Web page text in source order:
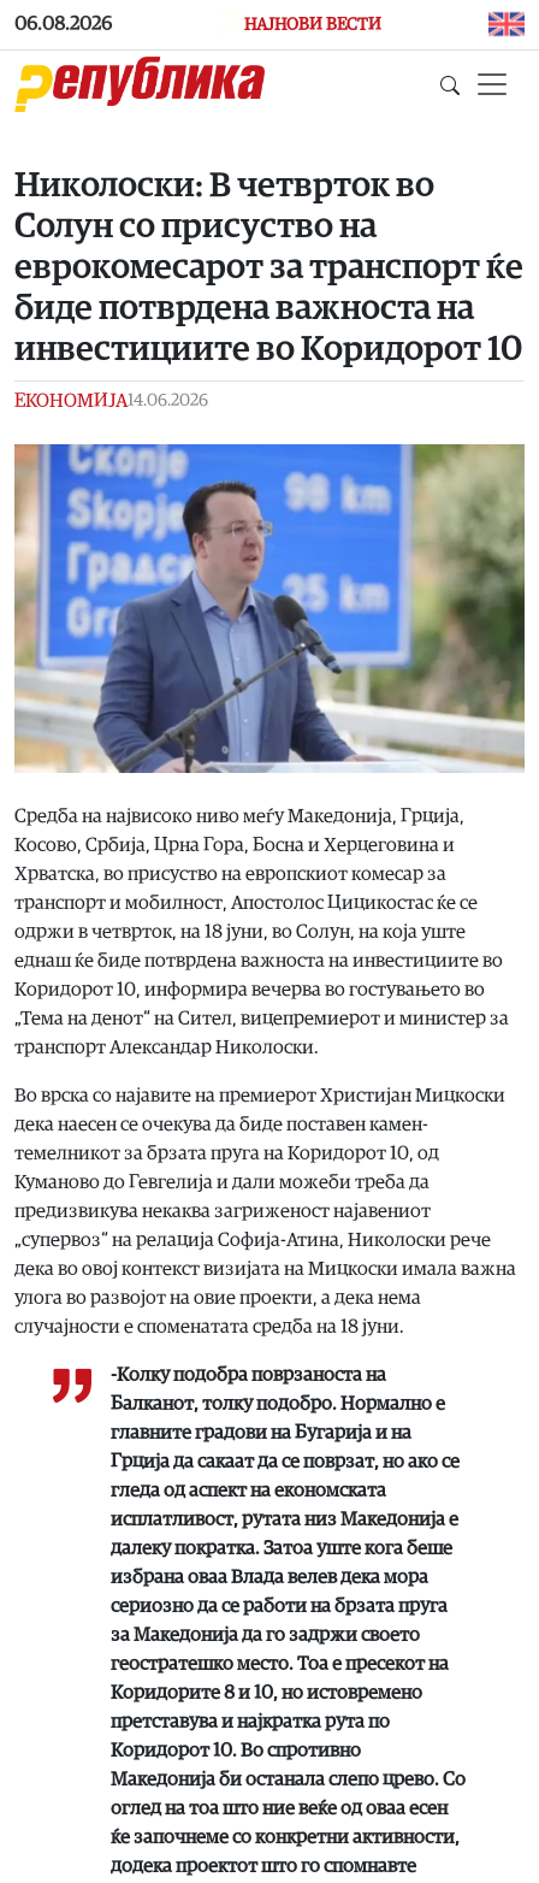
Skip to main content
06.08.2026 НАЈНОВИ ВЕСТИ
Николоски: В четврток во
Солун со присуство на
еврокомесарот за транспорт ќе
биде потврдена важноста на
инвестициите во Коридорот 10
ЕКОНОМИЈА14.06.2026
Средба на највисоко ниво меѓу Македонија, Грција,
Косово, Србија, Црна Гора, Босна и Херцеговина и
Хрватска, во присуство на европскиот комесар за
транспорт и мобилност, Апостолос Цицикостас ќе се
одржи в четврток, на 18 јуни, во Солун, на која уште
еднаш ќе биде потврдена важноста на инвестициите во
Коридорот 10, информира вечерва во гостувањето во
„Тема на денот“ на Сител, вицепремиерот и министер за
транспорт Александар Николоски.
Во врска со најавите на премиерот Христијан Мицкоски
дека наесен се очекува да биде поставен камен-
темелникот за брзата пруга на Коридорот 10, од
Куманово до Гевгелија и дали можеби треба да
предизвикува некаква загриженост најавениот
„супервоз“ на релација Софија-Атина, Николоски рече
дека во овој контекст визијата на Мицкоски имала важна
улога во развојот на овие проекти, а дека нема
случајности е споменатата средба на 18 јуни.
-Колку подобра поврзаноста на
Балканот, толку подобро. Нормално е
главните градови на Бугарија и на
Грција да сакаат да се поврзат, но ако се
гледа од аспект на економската
исплатливост, рутата низ Македонија е
далеку пократка. Затоа уште кога беше
избрана оваа Влада велев дека мора
сериозно да се работи на брзата пруга
за Македонија да го задржи своето
геостратешко место. Тоа е пресекот на
Коридорите 8 и 10, но истовремено
претставува и најкратка рута по
Коридорот 10. Во спротивно
Македонија би останала слепо црево. Со
оглед на тоа што ние веќе од оваа есен
ќе започнеме со конкретни активности,
додека проектот што го спомнавте